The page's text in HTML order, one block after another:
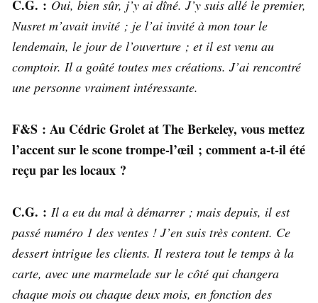
C.G. : Oui, bien sûr, j’y ai dîné. J’y suis allé le premier,
Nusret m’avait invité ; je l’ai invité à mon tour le
lendemain, le jour de l’ouverture ; et il est venu au
comptoir. Il a goûté toutes mes créations. J’ai rencontré
une personne vraiment intéressante.
F&S : Au Cédric Grolet at The Berkeley, vous mettez
l’accent sur le scone trompe-l’œil ; comment a-t-il été
reçu par les locaux ?
C.G. : Il a eu du mal à démarrer ; mais depuis, il est
passé numéro 1 des ventes ! J’en suis très content. Ce
dessert intrigue les clients. Il restera tout le temps à la
carte, avec une marmelade sur le côté qui changera
chaque mois ou chaque deux mois, en fonction des